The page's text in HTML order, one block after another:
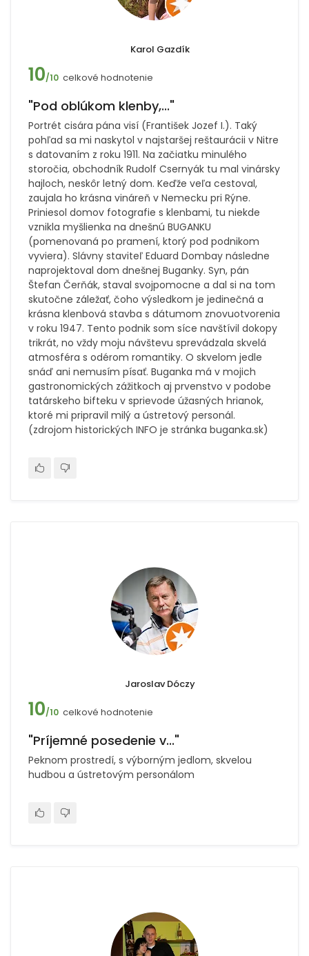
Karol Gazdík
10/10 celkové hodnotenie
"Pod oblúkom klenby,..."
Portrét cisára pána visí (František Jozef I.). Taký
pohľad sa mi naskytol v najstaršej reštaurácii v Nitre
s datovaním z roku 1911. Na začiatku minulého
storočia, obchodník Rudolf Csernyák tu mal vinársky
hajloch, neskôr letný dom. Keďže veľa cestoval,
zaujala ho krásna vináreň v Nemecku pri Rýne.
Priniesol domov fotografie s klenbami, tu niekde
vznikla myšlienka na dnešnú BUGANKU
(pomenovaná po pramení, ktorý pod podnikom
vyviera). Slávny staviteľ Eduard Dombay následne
naprojektoval dom dnešnej Buganky. Syn, pán
Štefan Čerňák, staval svojpomocne a dal si na tom
skutočne záležať, čoho výsledkom je jedinečná a
krásna klenbová stavba s dátumom znovuotvorenia
v roku 1947. Tento podnik som síce navštívil dokopy
trikrát, no vždy moju návštevu sprevádzala skvelá
atmosféra s odérom romantiky. O skvelom jedle
snáď ani nemusím písať. Buganka má v mojich
gastronomických zážitkoch aj prvenstvo v podobe
tatárskeho bifteku v sprievode úžasných hrianok,
ktoré mi pripravil milý a ústretový personál.
(zdrojom historických INFO je stránka buganka.sk)
Jaroslav Dóczy
10/10 celkové hodnotenie
"Príjemné posedenie v..."
Peknom prostredí, s výborným jedlom, skvelou
hudbou a ústretovým personálom